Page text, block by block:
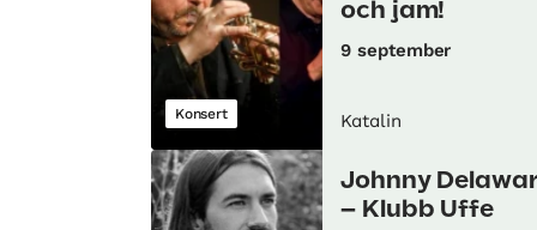
Konsert
och jam!
9 september
Katalin
Johnny
– Klubb Uffe